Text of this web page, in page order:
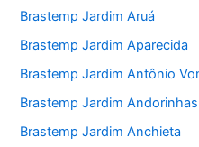
Brastemp Jardim Aruá
Brastemp Jardim Aparecida
Brastemp Jardim Antônio
Brastemp Jardim Andorinhas
Brastemp Jardim Anchieta